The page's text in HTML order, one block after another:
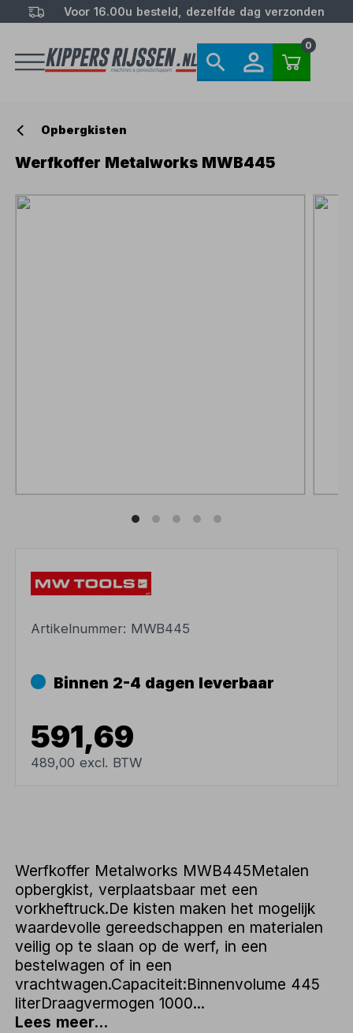
Voor 16.00u besteld, dezelfde dag verzonden
0
Opbergkisten
Werfkoffer Metalworks MWB445
Artikelnummer: MWB445
Binnen 2-4 dagen leverbaar
591,69
489,00 excl. BTW
Werfkoffer Metalworks MWB445Metalen
opbergkist, verplaatsbaar met een
vorkheftruck.De kisten maken het mogelijk
waardevolle gereedschappen en materialen
veilig op te slaan op de werf, in een
bestelwagen of in een
vrachtwagen.Capaciteit:Binnenvolume 445
literDraagvermogen 1000...
Lees meer...